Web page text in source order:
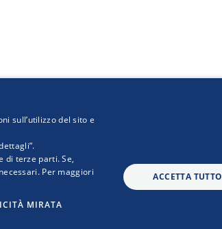
reti d'imprese
sull’utilizzo del sito e
di terze parti. Se,
Per maggiori
MIRATA
ACCETTA TUTTO